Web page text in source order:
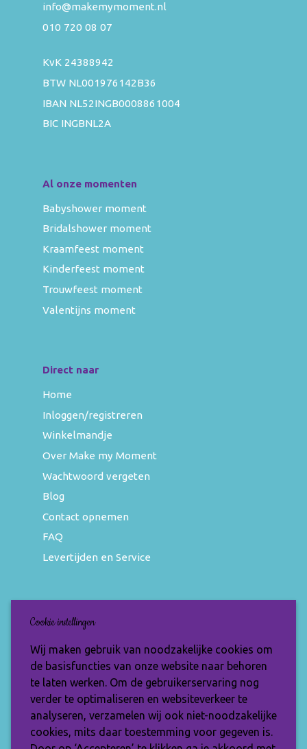
info@makemymoment.nl
010 720 08 07
KvK 24388942
BTW NL001976142B36
IBAN NL52INGB0008861004
BIC INGBNL2A
Al onze momenten
Babyshower moment
Bridalshower moment
Kraamfeest moment
Kinderfeest moment
Trouwfeest moment
Valentijns moment
Direct naar
Home
Inloggen/registreren
Winkelmandje
Over Make my Moment
Wachtwoord vergeten
Blog
Contact opnemen
FAQ
Levertijden en Service
Nieuwsbrief
Wil jij op de hoogte blijven van de nieuwste
items en speciale aanbiedingen? Vul je e-
mailadres dan in en ontvang de Make My
Moment nieuwsbrief.
Cookie instellingen
Wij maken gebruik van noodzakelijke cookies om
de basisfuncties van onze website naar behoren
te laten werken. Om de gebruikerservaring nog
verder te optimaliseren en websiteverkeer te
analyseren, verzamelen wij ook niet-noodzakelijke
cookies, mits daar toestemming voor gegeven is.